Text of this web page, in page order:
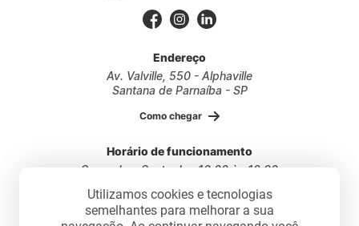
Endereço
Av. Valville, 550 - Alphaville
Santana de Parnaíba - SP
Como chegar
Horário de funcionamento
Segunda a Sexta das 10:00 às 18:30
Utilizamos cookies e tecnologias
semelhantes para melhorar a sua